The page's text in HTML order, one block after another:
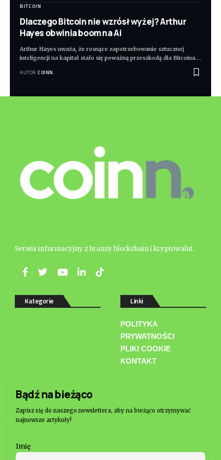
BITCOIN
Dlaczego Bitcoin nie wzrósł wyżej? Arthur
Hayes obwinia boom na Ai
Arthur Hayes uważa, że rosnące zapotrzebowanie sztucznej
inteligencji na kapitał stało się poważną przeszkodą dla Bitcoina.…
AUTOR COINN.
Serwis informacyjny z branży blockchain i kryptowalut.
Kategorie Linki
POLITYKA
PRYWATNOŚCI
PLIKI COOKIE
KONTAKT
Bądź na bieżąco
Zapisz się do naszego newslettera, aby na bieżąco otrzymywać
najnowsze artykuły!
Imię